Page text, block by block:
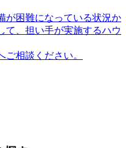
が困難になっている状況か
て、担い手が実施するハウ
相談ください。